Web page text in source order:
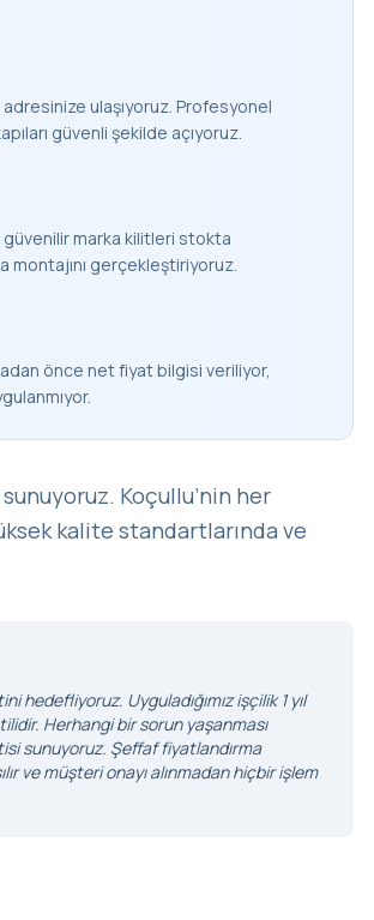
ulaşıyoruz. Profesyonel
güvenli şekilde açıyoruz.
marka kilitleri stokta
montajını gerçekleştiriyoruz.
önce net fiyat bilgisi veriliyor,
Koçullu’nin her
kalite standartlarında ve
hedefliyoruz. Uyguladığımız işçilik 1 yıl
Herhangi bir sorun yaşanması
sunuyoruz. Şeffaf fiyatlandırma
ve müşteri onayı alınmadan hiçbir işlem